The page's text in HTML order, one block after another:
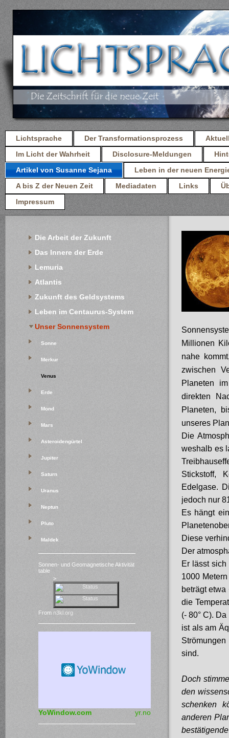
Lichtsprache Der Transformationsprozess
Im Licht der Wahrheit
Disclosure-Meldungen
Artikel von Susanne Sejana
Leben in der neuen
A bis Z der Neuen Zeit
Mediadaten Links
Impressum
Millionen
nahe
zwischen
Planeten
direkten
Planeten,
unseres
Die
weshalb es
Stickstoff,
Edelgase.
jedoch nur
Es hängt
Diese
Der
Er lässt
1000
beträgt
die
(- 80° C).
ist als am
sind.
Doch
den
schenken
anderen
Die Arbeit der Zukunft
Das Innere der Erde
Lemuria
Atlantis
Zukunft des Geldsystems
Leben im Centaurus-System
Unser Sonnensystem
Sonne
Merkur
Venus
Erde
Mond
Mars
Asteroidengürtel
Jupiter
Saturn
Uranus
Neptun
Pluto
Maldek
Sonnen- und Geomagnetische Aktivität
table
>
From n3kl.org
YoWindow.com yr.no